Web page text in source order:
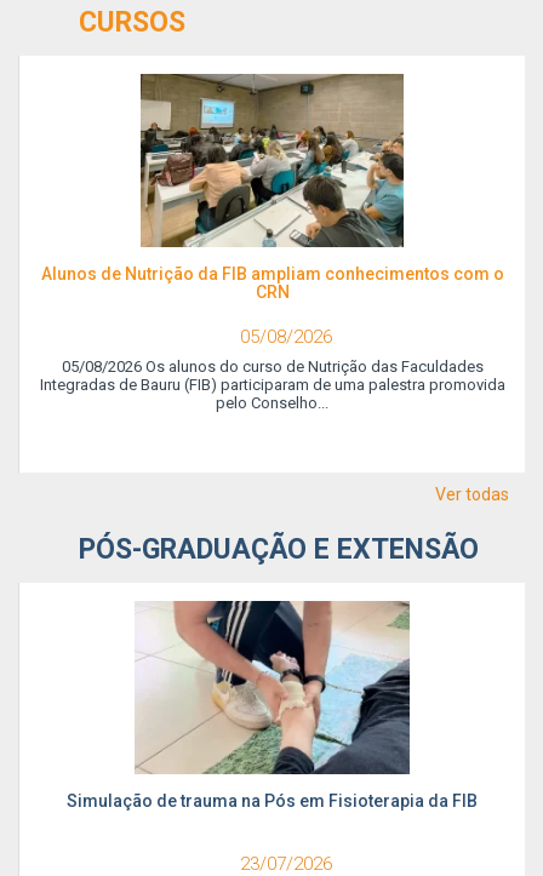
CURSOS
Alunos de Nutrição da FIB ampliam conhecimentos com o
CRN
05/08/2026
05/08/2026 Os alunos do curso de Nutrição das Faculdades
Integradas de Bauru (FIB) participaram de uma palestra promovida
pelo Conselho...
Ver todas
PÓS-GRADUAÇÃO E EXTENSÃO
Simulação de trauma na Pós em Fisioterapia da FIB
23/07/2026